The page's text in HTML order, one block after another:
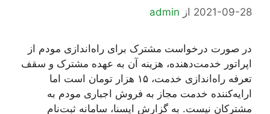
2021-09-28 از admin
در صورت درخواست مشترک برای ‌راه‌اندازی مودم از
اپراتور خدمت‌دهنده، هزینه آن به عهده مشترک و سقف
تعرفه ‌راه‌اندازی خدمت، ۱۵ هزار تومان است اما
ارایه‌کننده خدمت مجاز به فروش اجباری مودم به
مشترکان نیست. به گزارش ایسنا، سامانه ثبت‌نام